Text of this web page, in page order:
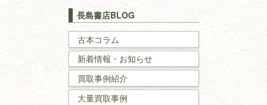
日本史
戦記・戦史
国文学・国語学
理工書
長島書店BLOG
古本コラム
新着情報・お知らせ
買取事例紹介
大量買取事例